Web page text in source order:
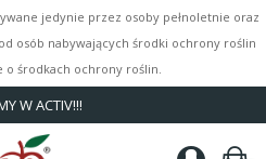
jedynie przez osoby pełnoletnie oraz
osób nabywających środki ochrony roślin
o środkach ochrony roślin.
W ACTIV!!!